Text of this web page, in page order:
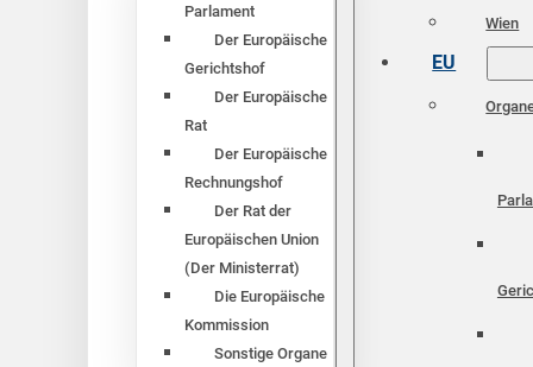
Parlament
Der Europäische
Gerichtshof
Der Europäische
Rat
Der Europäische
Rechnungshof
Der Rat der
Europäischen Union
(Der Ministerrat)
Die Europäische
Kommission
Sonstige Organe
Wien
EU